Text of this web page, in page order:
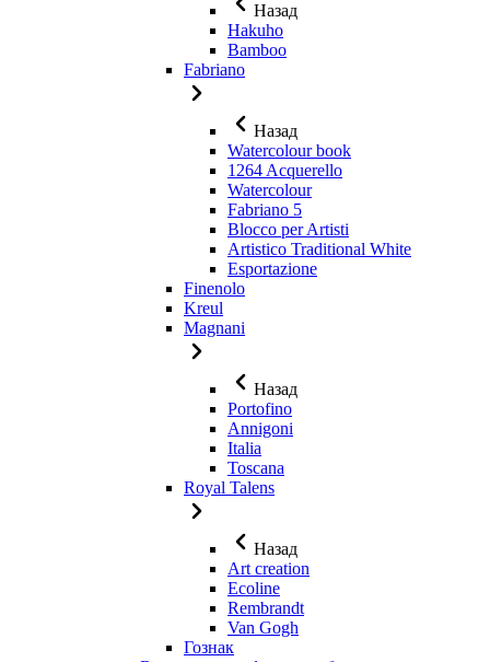
Назад
Hakuho
Bamboo
Fabriano
Назад
Watercolour book
1264 Acquerello
Watercolour
Fabriano 5
Blocco per Artisti
Artistico Traditional White
Esportazione
Finenolo
Kreul
Magnani
Назад
Portofino
Annigoni
Italia
Toscana
Royal Talens
Назад
Art creation
Ecoline
Rembrandt
Van Gogh
Гознак